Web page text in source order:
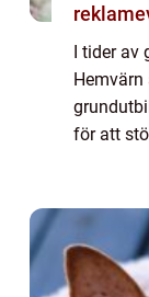
I tider av
för att